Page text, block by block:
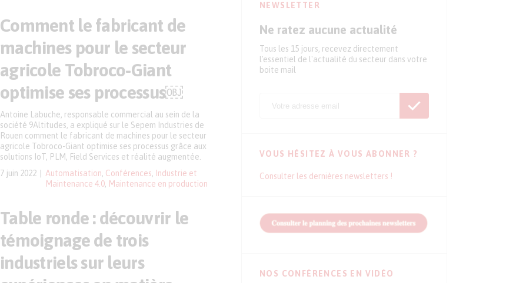
Comment le fabricant de
machines pour le secteur
agricole Tobroco-Giant
optimise ses processus￼
7 juin 2022 Automatisation Conférences
Industrie et
Maintenance 4.0 Maintenance en production
Antoine Labuche, responsable commercial au sein de la
société 9Altitudes, a expliqué sur le Sepem Industries de
Rouen comment le fabricant de machines pour le secteur
agricole Tobroco-Giant optimise ses processus grâce aux
solutions IoT, PLM, Field Services et réalité augmentée.
Table ronde : découvrir le
témoignage de trois
industriels sur leurs
NEWSLETTER
Ne ratez aucune actualité
Tous les 15 jours, recevez directement
l'essentiel de l'actualité du secteur dans votre
boite mail
VOUS HÉSITEZ À VOUS ABONNER ?
Consulter les dernières newsletters !
NOS CONFÉRENCES EN VIDÉO